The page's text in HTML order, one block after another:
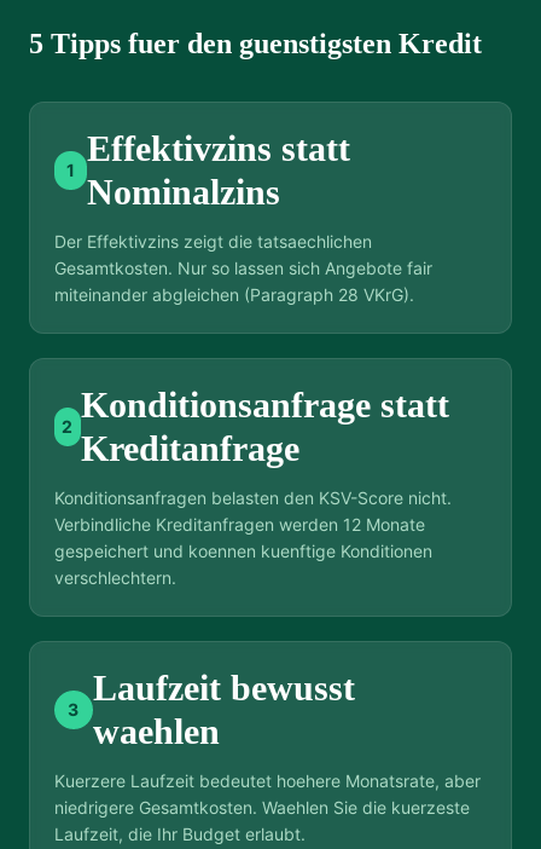
5 Tipps fuer den guenstigsten Kredit
1
Effektivzins statt
Nominalzins
Der Effektivzins zeigt die tatsaechlichen
Gesamtkosten. Nur so lassen sich Angebote fair
miteinander abgleichen (Paragraph 28 VKrG).
2
Konditionsanfrage statt
Kreditanfrage
Konditionsanfragen belasten den KSV-Score nicht.
Verbindliche Kreditanfragen werden 12 Monate
gespeichert und koennen kuenftige Konditionen
verschlechtern.
3
Laufzeit bewusst
waehlen
Kuerzere Laufzeit bedeutet hoehere Monatsrate, aber
niedrigere Gesamtkosten. Waehlen Sie die kuerzeste
Laufzeit, die Ihr Budget erlaubt.